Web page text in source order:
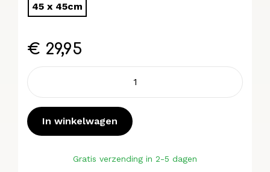
45 x 45cm
€ 29,95
Across
kussenhoes
In winkelwagen
Gratis verzending in 2-5 dagen